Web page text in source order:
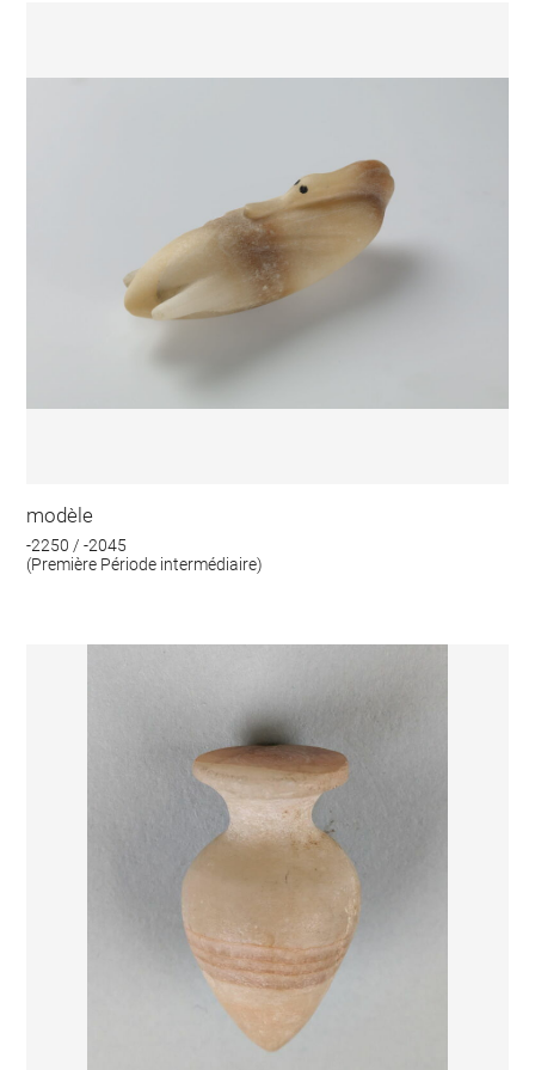
modèle
-2250 / -2045
(Première Période intermédiaire)